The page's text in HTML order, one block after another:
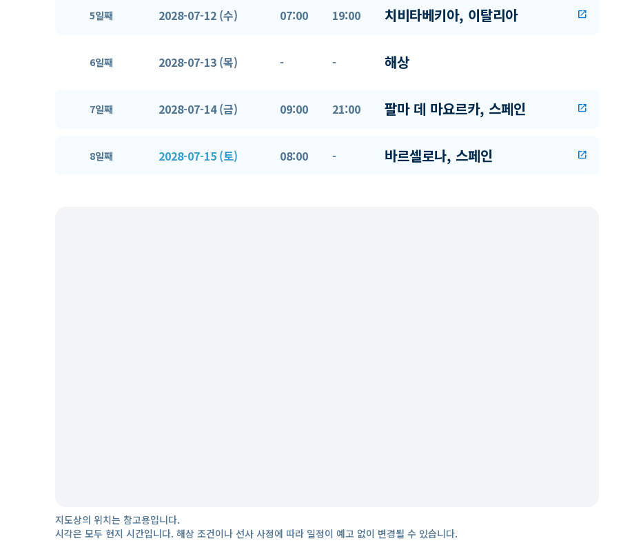
5일째 2028-07-12 (수) 07:00 19:00 치비타베키아, 이탈리아 open_in_new
6일째 2028-07-13 (목) - - 해상
7일째 2028-07-14 (금) 09:00 21:00 팔마 데 마요르카, 스페인 open_in_new
8일째 2028-07-15 (토) 08:00 - 바르셀로나, 스페인 open_in_new
지도상의 위치는 참고용입니다.
시각은 모두 현지 시간입니다. 해상 조건이나 선사 사정에 따라 일정이 예고 없이 변경될 수 있습니다.